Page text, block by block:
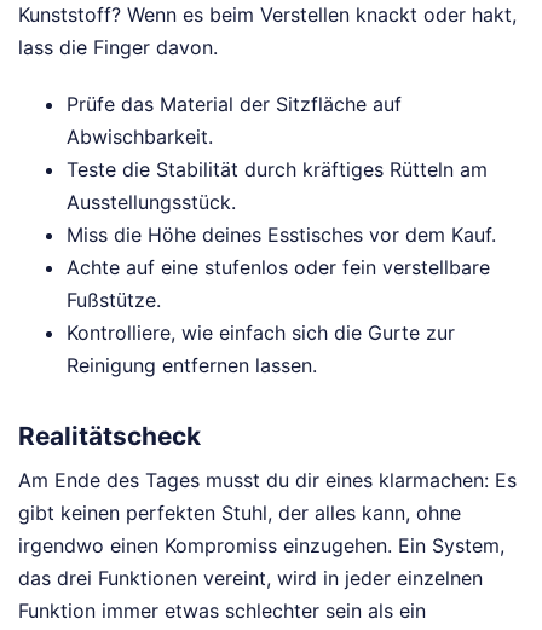
Kunststoff? Wenn es beim Verstellen knackt oder hakt,
lass die Finger davon.
Prüfe das Material der Sitzfläche auf
Abwischbarkeit.
Teste die Stabilität durch kräftiges Rütteln am
Ausstellungsstück.
Miss die Höhe deines Esstisches vor dem Kauf.
Achte auf eine stufenlos oder fein verstellbare
Fußstütze.
Kontrolliere, wie einfach sich die Gurte zur
Reinigung entfernen lassen.
Realitätscheck
Am Ende des Tages musst du dir eines klarmachen: Es
gibt keinen perfekten Stuhl, der alles kann, ohne
irgendwo einen Kompromiss einzugehen. Ein System,
das drei Funktionen vereint, wird in jeder einzelnen
Funktion immer etwas schlechter sein als ein